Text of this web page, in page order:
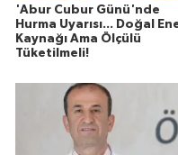
'Abur Cubur Günü'nde
Hurma Uyarısı... Doğal
Kaynağı Ama Ölçülü
Tüketilmeli!